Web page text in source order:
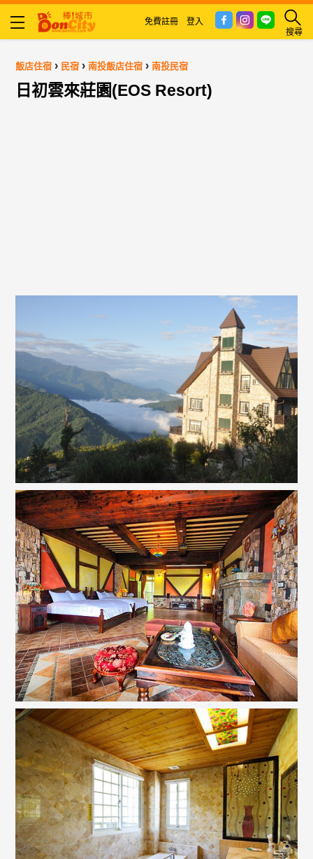
搜尋
免費註冊 登入
飯店住宿 › 民宿 ›南投飯店住宿 ›南投民宿
日初雲來莊園(EOS Resort)